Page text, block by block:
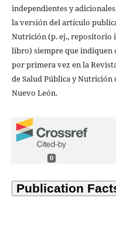
independientes y
la versión del artículo
Nutrición (p. ej., repositorio
libro) siempre que indiquen
por primera vez en la
de Salud Pública y
Nuevo León.
0